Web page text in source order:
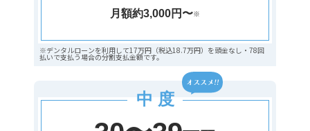
月額約3,000円〜※
※デンタルローンを利用して17万円（税込18.7万円）を頭金なし・78回
払いで支払う場合の分割支払金額です。
中 度